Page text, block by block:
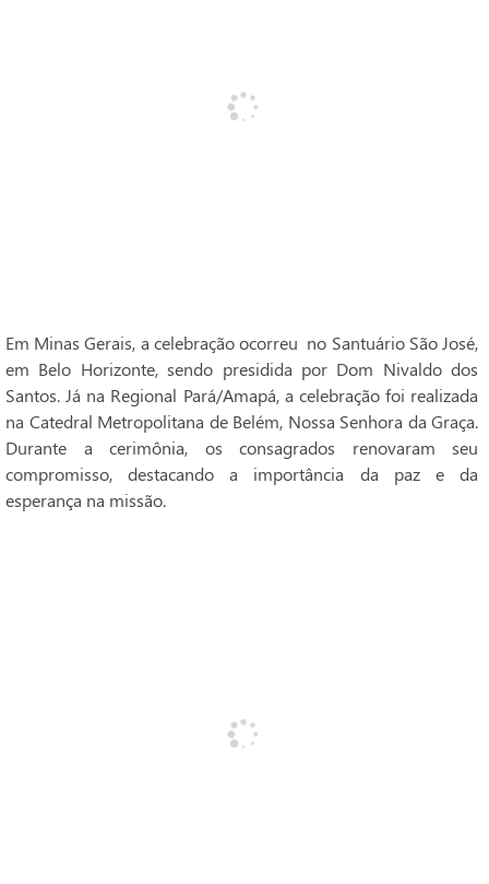
Em Minas Gerais, a celebração ocorreu no Santuário São José,
em Belo Horizonte, sendo presidida por Dom Nivaldo dos
Santos. Já na Regional Pará/Amapá, a celebração foi realizada
na Catedral Metropolitana de Belém, Nossa Senhora da Graça.
Durante a cerimônia, os consagrados renovaram seu
compromisso, destacando a importância da paz e da
esperança na missão.